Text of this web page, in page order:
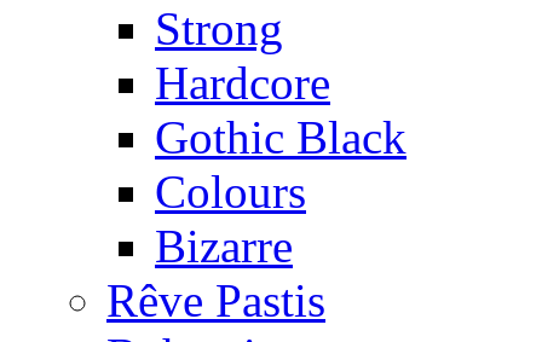
Strong
Hardcore
Gothic Black
Colours
Bizarre
Rêve Pastis